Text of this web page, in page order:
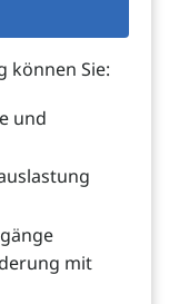
können Sie:
und
mit